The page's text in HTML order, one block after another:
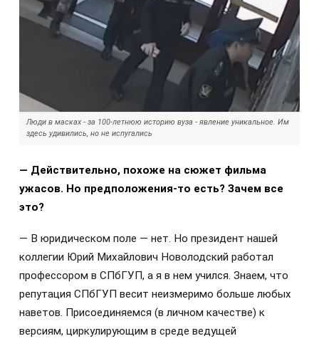
Люди в масках - за 100-летнюю историю вуза - явление уникальное. Им
здесь удивились, но не испугались
— Действительно, похоже на сюжет фильма
ужасов. Но предположения-то есть? Зачем все
это?
— В юридическом поле — нет. Но президент нашей
коллегии Юрий Михайлович Новолодский работал
профессором в СПбГУП, а я в нем учился. Знаем, что
репутация СПбГУП весит неизмеримо больше любых
наветов. Присоединяемся (в личном качестве) к
версиям, циркулирующим в среде ведущей